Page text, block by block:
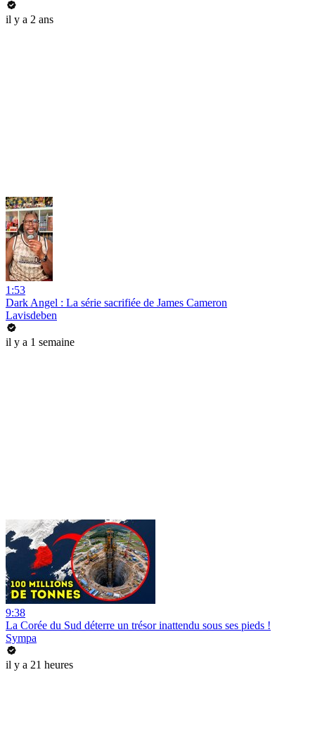
il y a 2 ans
1:53
Dark Angel : La série sacrifiée de James Cameron
Lavisdeben
il y a 1 semaine
9:38
La Corée du Sud déterre un trésor inattendu sous ses pieds !
Sympa
il y a 21 heures